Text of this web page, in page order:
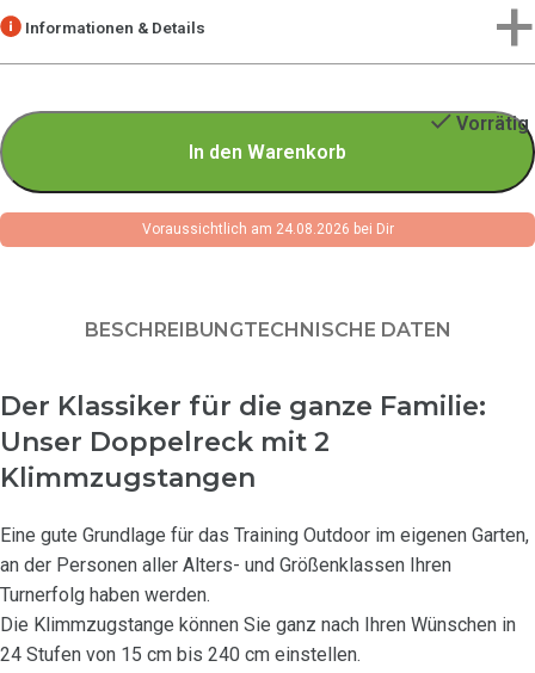
Informationen & Details
Vorrätig
In den Warenkorb
Voraussichtlich am 24.08.2026 bei Dir
BESCHREIBUNGTECHNISCHE DATEN
Der Klassiker für die ganze Familie:
Unser Doppelreck mit 2
Klimmzugstangen
Eine gute Grundlage für das Training Outdoor im eigenen Garten,
an der Personen aller Alters- und Größenklassen Ihren
Turnerfolg haben werden.
Die Klimmzugstange können Sie ganz nach Ihren Wünschen in
24 Stufen von 15 cm bis 240 cm einstellen.